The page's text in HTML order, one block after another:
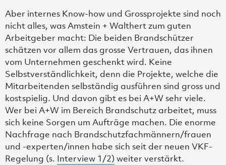
Aber internes Know-how und Grossprojekte sind noch
nicht alles, was Amstein + Walthert zum guten
Arbeitgeber macht: Die beiden Brandschützer
schätzen vor allem das grosse Vertrauen, das ihnen
vom Unternehmen geschenkt wird. Keine
Selbstverständlichkeit, denn die Projekte, welche die
Mitarbeitenden selbständig ausführen sind gross und
kostspielig. Und davon gibt es bei A+W sehr viele.
Wer bei A+W im Bereich Brandschutz arbeitet, muss
sich keine Sorgen um Aufträge machen. Die enorme
Nachfrage nach Brandschutzfachmännern/frauen
und -experten/innen habe sich seit der neuen VKF-
Regelung (s. Interview 1/2) weiter verstärkt.